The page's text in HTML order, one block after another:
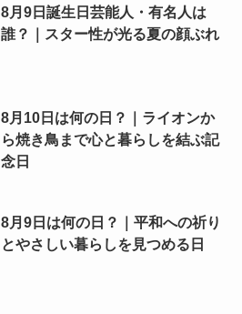
8月9日誕生日芸能人・有名人は
誰？｜スター性が光る夏の顔ぶれ
8月10日は何の日？｜ライオンか
ら焼き鳥まで心と暮らしを結ぶ記
念日
8月9日は何の日？｜平和への祈り
とやさしい暮らしを見つめる日